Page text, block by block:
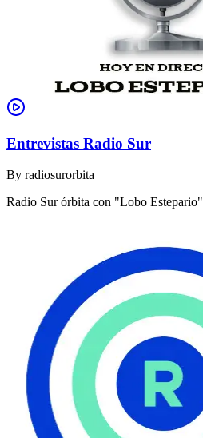
Entrevistas Radio Sur
By radiosurorbita
Radio Sur órbita con "Lobo Estepario"